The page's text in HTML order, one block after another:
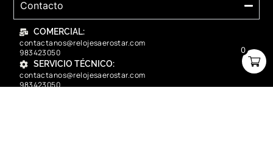
0
Contacto
COMERCIAL:
contactanos@relojesaerostar.com
983423050
SERVICIO TÉCNICO:
contactanos@relojesaerostar.com
983423050